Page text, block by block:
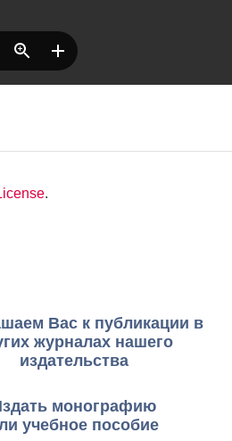
.
Вас к публикации в
журналах нашего
издательства
монографию
учебное пособие